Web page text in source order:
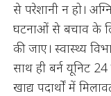
से परेशानी न हो।
घटनाओं से बचाव के
की जाए। स्वास्थ्य
साथ ही बर्न यूनिट
खाद्य पदार्थों में